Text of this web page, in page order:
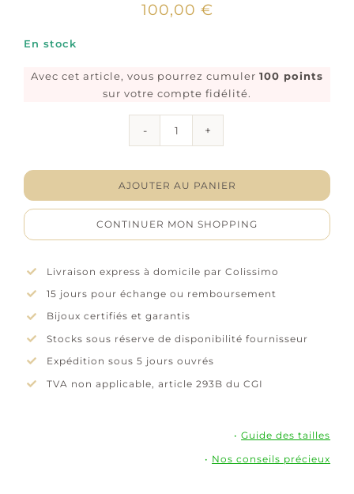
100,00 €
En stock
Avec cet article, vous pourrez cumuler 100 points
sur votre compte fidélité.
-
Fine
Stones
AJOUTER AU PANIER
CONTINUER MON SHOPPING
Livraison express à domicile par Colissimo
15 jours pour échange ou remboursement
Bijoux certifiés et garantis
Stocks sous réserve de disponibilité fournisseur
Expédition sous 5 jours ouvrés
TVA non applicable, article 293B du CGI
•Guide des tailles
• Nos conseils précieux